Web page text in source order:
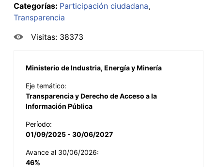
Categorías: Participación ciudadana
Transparencia
Visitas: 38373
Ministerio de Industria, Energía y Minería
Eje temático:
Transparencia y Derecho de Acceso a la
Información Pública
Período:
01/09/2025 - 30/06/2027
Avance al 30/06/2026:
46%